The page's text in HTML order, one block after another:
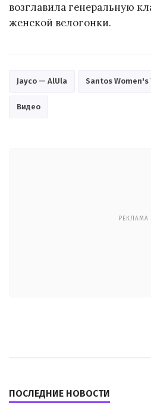
возглавила генеральную
женской велогонки.
Jayco — AlUla Santos Women's
Видео
РЕКЛАМА
ПОСЛЕДНИЕ НОВОСТИ